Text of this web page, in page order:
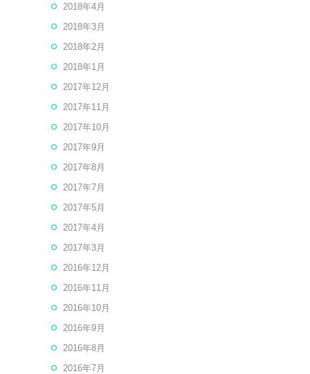
2018年4月
2018年3月
2018年2月
2018年1月
2017年12月
2017年11月
2017年10月
2017年9月
2017年8月
2017年7月
2017年5月
2017年4月
2017年3月
2016年12月
2016年11月
2016年10月
2016年9月
2016年8月
2016年7月